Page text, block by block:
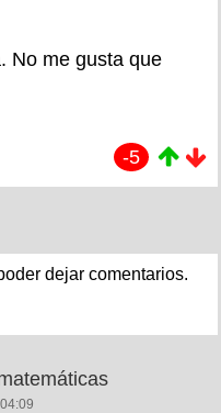
No me gusta que
-5
dejar comentarios.